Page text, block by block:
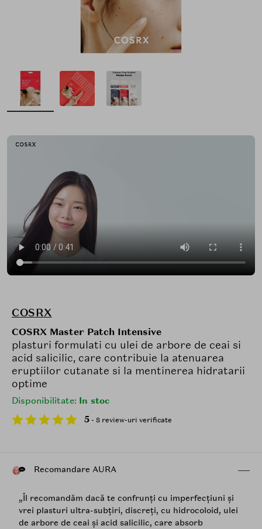
COSRX
COSRX Master Patch Intensive
plasturi formulati cu ulei de arbore de ceai si
acid salicilic, care contribuie la atenuarea
eruptiilor cutanate si la mentinerea hidratarii
optime
Disponibilitate: In stoc
5 - 8 review-uri verificate
Recomandare AURA
„Îl recomandăm dacă te confrunți cu imperfecțiuni și
vrei plasturi ultra-subțiri, discreți, cu hidrocoloid, ulei
de arbore de ceai și acid salicilic, care absorb